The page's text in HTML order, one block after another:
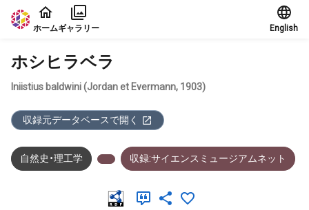
本文に飛ぶ
ホームギャラリー English
ホシヒラベラ
Iniistius baldwini (Jordan et Evermann, 1903)
収録元データベースで開く
自然史・理工学 収録:サイエンスミュージアムネット